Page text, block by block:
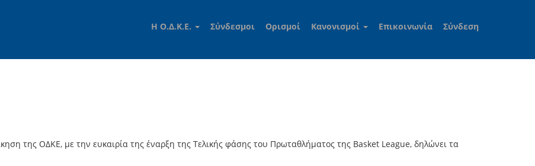
Η Ο.Δ.Κ.Ε. Σύνδεσμοι Ορισμοί Κανονισμοί Επικοινωνία Σύνδεση
της ΟΔΚΕ, με την ευκαιρία της έναρξη της Τελικής φάσης του Πρωταθλήματος της Basket League, δηλώνει τα